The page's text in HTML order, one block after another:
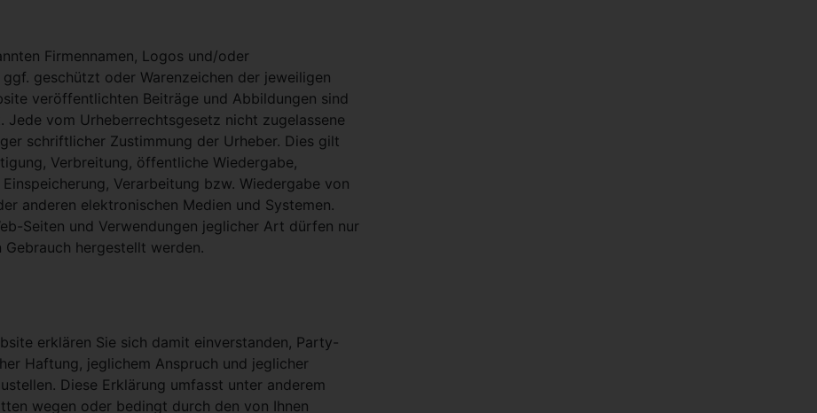
Firmennamen, Logos und/oder
geschützt oder Warenzeichen der jeweiligen
veröffentlichten Beiträge und Abbildungen sind
Jede vom Urheberrechtsgesetz nicht zugelassene
schriftlicher Zustimmung der Urheber. Dies gilt
Verbreitung, öffentliche Wiedergabe,
Verarbeitung bzw. Wiedergabe von
anderen elektronischen Medien und Systemen.
Seiten und Verwendungen jeglicher Art dürfen nur
hergestellt werden.
erklären Sie sich damit einverstanden, Party-
Haftung, jeglichem Anspruch und jeglicher
Diese Erklärung umfasst unter anderem
wegen oder bedingt durch den von Ihnen